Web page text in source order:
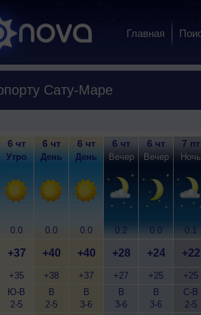
Главная
Сату-Маре
6 чт
Утро
0.0
+37
+35
Ю-В
2-5
6 чт
День
0.0
+40
+38
В
2-5
6 чт
День
0.0
+40
+37
В
3-6
6 чт
Вечер
0.2
+28
+27
В
3-6
6 чт
Вечер
0.0
+24
+25
В
3-6
7 пт
Ночь
0.1
+22
+25
С-В
2-5